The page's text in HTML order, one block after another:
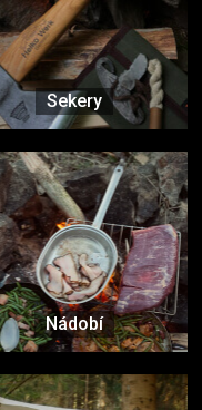
Sekery
Nádobí